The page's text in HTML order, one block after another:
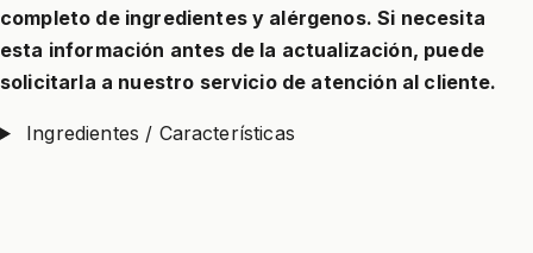
completo de ingredientes y alérgenos. Si necesita
esta información antes de la actualización, puede
solicitarla a nuestro servicio de atención al cliente.
Ingredientes / Características